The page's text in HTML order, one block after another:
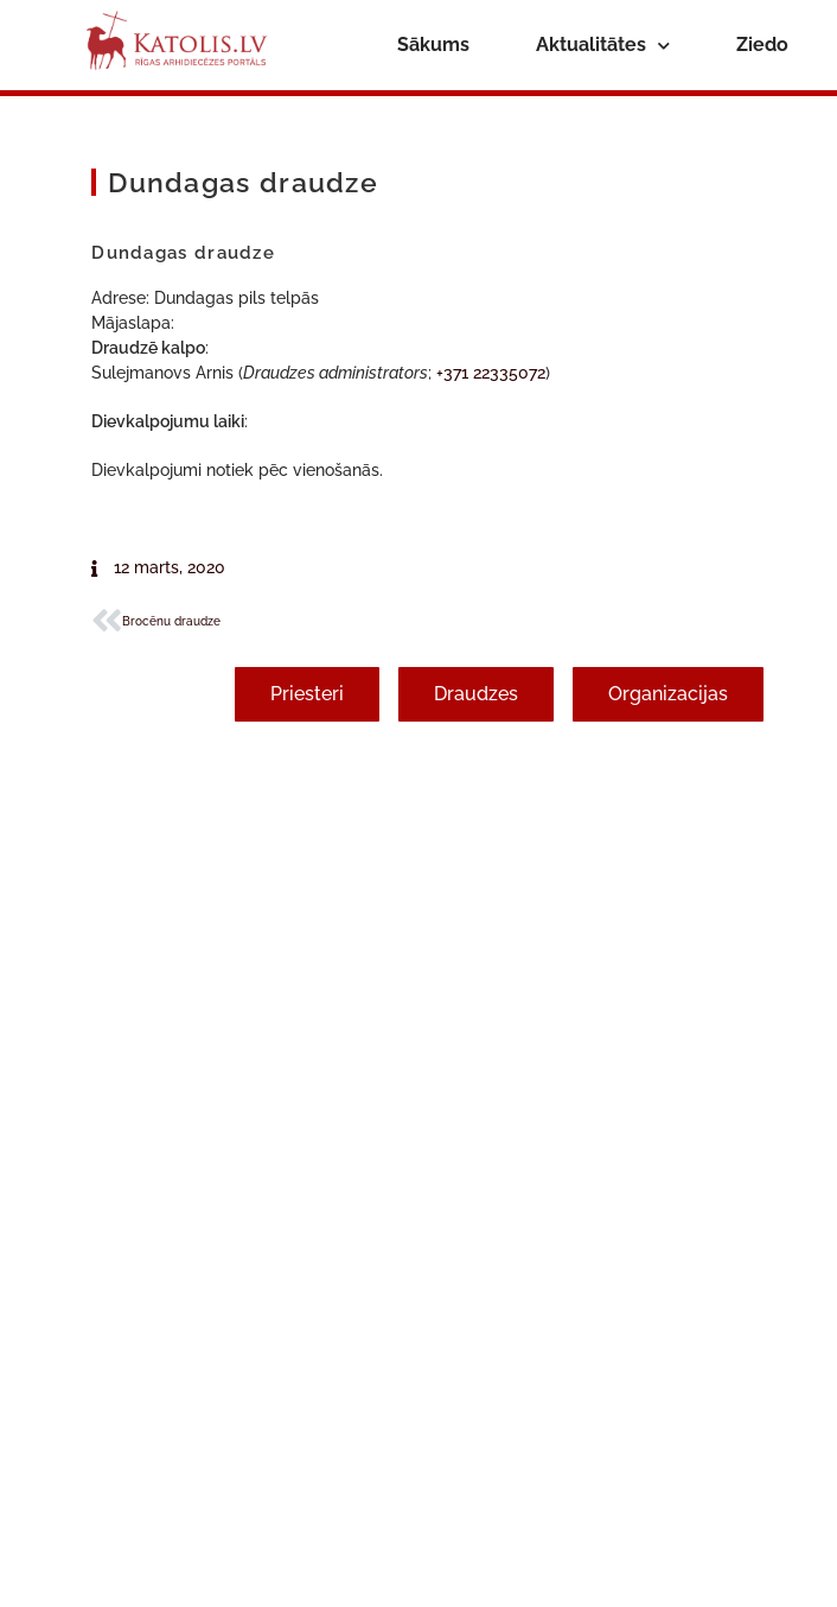
Sākums Aktualitātes Ziedo
Dundagas draudze
Dundagas draudze
Adrese: Dundagas pils telpās
Mājaslapa:
Draudzē kalpo:
Sulejmanovs Arnis (Draudzes administrators;+371 22335072)
Dievkalpojumu laiki:
Dievkalpojumi notiek pēc vienošanās.
12 marts, 2020
Brocēnu draudze
Priesteri Draudzes Organizacijas